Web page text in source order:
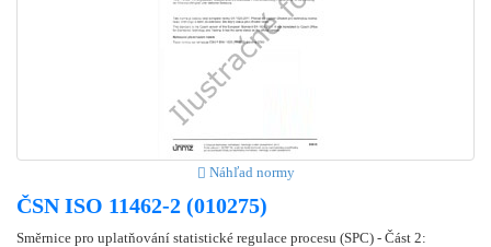
Náhľad normy
ČSN ISO 11462-2 (010275)
Směrnice pro uplatňování statistické regulace procesu (SPC) - Část 2: